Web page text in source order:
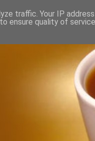
traffic. Your IP
ensure quality of